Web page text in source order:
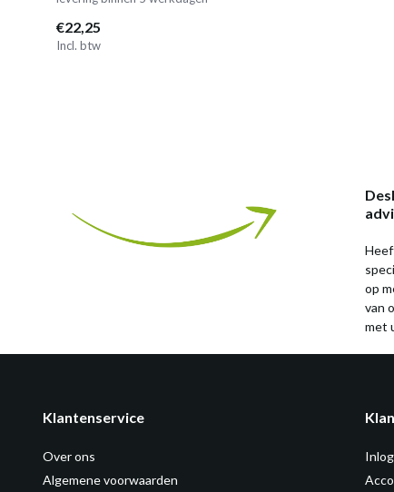
€22,25
Incl. btw
op
van
met
Klantenservice
Over ons
Algemene voorwaarden